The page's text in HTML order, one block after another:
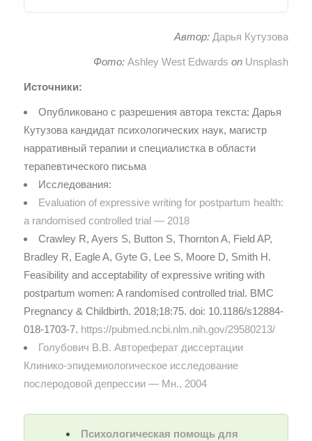
Автор: Дарья Кутузова
Фото: Ashley West Edwards on Unsplash
Источники:
Опубликовано с разрешения автора текста: Дарья
Кутузова кандидат психологических наук, магистр
нарративный терапии и специалистка в области
терапевтического письма
Исследования:
Evaluation of expressive writing for postpartum health:
a randomised controlled trial — 2018
Crawley R, Ayers S, Button S, Thornton A, Field AP,
Bradley R, Eagle A, Gyte G, Lee S, Moore D, Smith H.
Feasibility and acceptability of expressive writing with
postpartum women: A randomised controlled trial. BMC
Pregnancy & Childbirth. 2018;18:75. doi: 10.1186/s12884-
018-1703-7. https://pubmed.ncbi.nlm.nih.gov/29580213/
Голубович В.В. Автореферат диссертации
Клинико-эпидемиологическое исследование
послеродовой депрессии — Мн., 2004
Психологическая помощь для